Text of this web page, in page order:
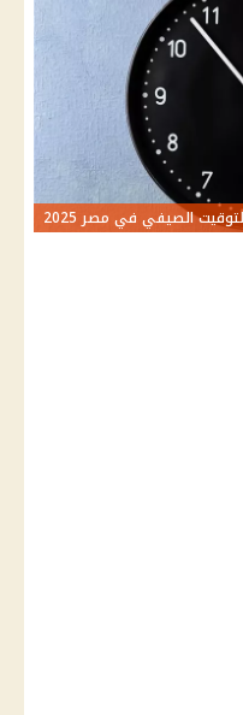
الصيفي في مصر 2025